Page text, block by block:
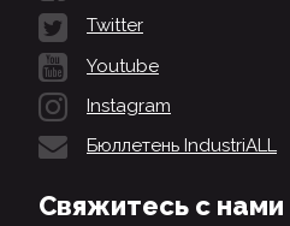
Twitter
Youtube
Instagram
Бюллетень IndustriALL
Свяжитесь с нами